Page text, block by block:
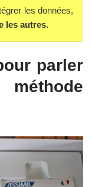
les données,
les autres.
parler